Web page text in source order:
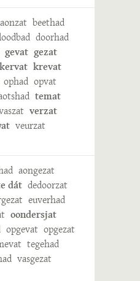
aonzat beethad
doorhad
gevat gezat
kervat krevat
ophad opvat
temat
verzat
veurzat
aongezat
dát dedoorzat
euverhad
oondersjat
opgevat opgezat
tegehad
vasgezat